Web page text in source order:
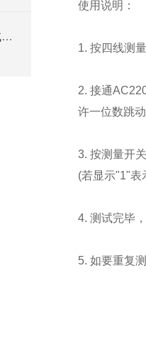
绝缘电阻测试仪和接地电阻测试仪有哪些区别？
使用说明：
1. 按四线测
2. 接通
许一位数跳
3. 按测量开
(若显示"1"表
4. 测试完毕
5. 如要重复